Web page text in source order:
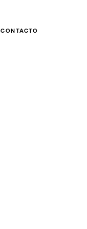
CONTACTO